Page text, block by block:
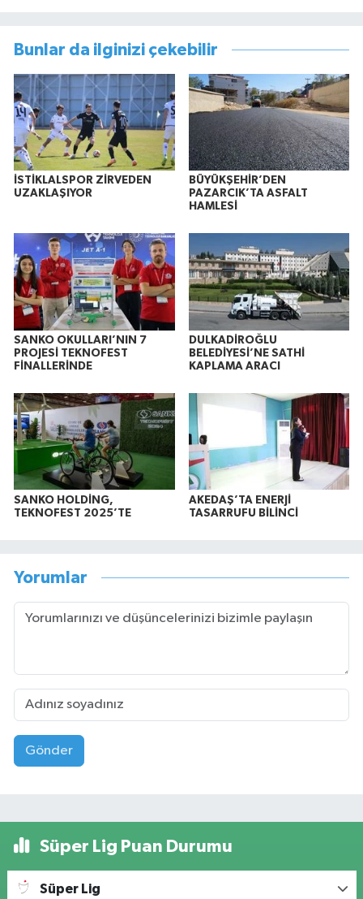
Bunlar da ilginizi çekebilir
İSTİKLALSPOR ZİRVEDEN
UZAKLAŞIYOR
BÜYÜKŞEHİR’DEN
PAZARCIK’TA ASFALT
HAMLESİ
SANKO OKULLARI’NIN 7
PROJESİ TEKNOFEST
FİNALLERİNDE
DULKADİROĞLU
BELEDİYESİ’NE SATHİ
KAPLAMA ARACI
SANKO HOLDİNG,
TEKNOFEST 2025’TE
AKEDAŞ’TA ENERJİ
TASARRUFU BİLİNCİ
Yorumlar
Gönder
Süper Lig Puan Durumu
Süper Lig